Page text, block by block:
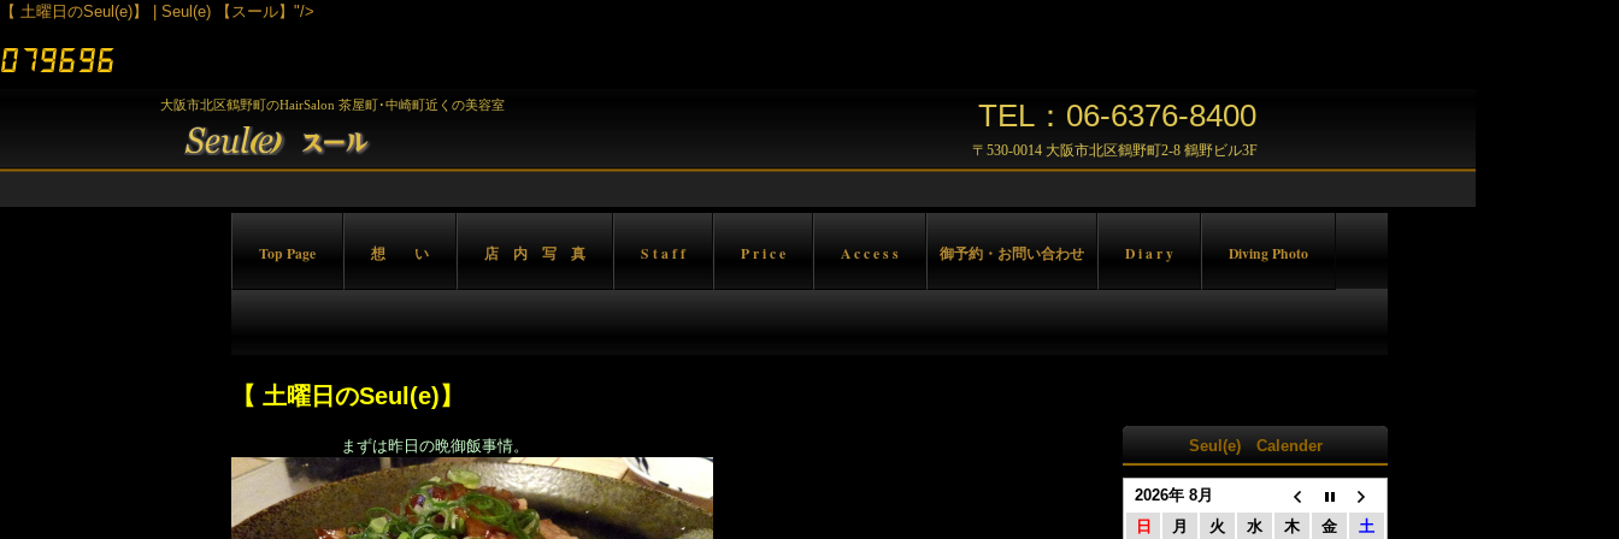
【 土曜日のSeul(e)】 | Seul(e) 【スール】"/>
大阪市北区鶴野町のHairSalon 茶屋町･中崎町近くの美容室 TEL：06-6376-8400
〒530-0014 大阪市北区鶴野町2-8 鶴野ビル3F
Top Page 想 い 店 内 写 真 S t a f f P r i c e A c c e s s 御予約・お問い合わせ D i a r y Diving Photo
【 土曜日のSeul(e)】
まずは昨日の晩御飯事情。 Seul(e) Calender
2026年 8月
日
月 火 水 木 金 土